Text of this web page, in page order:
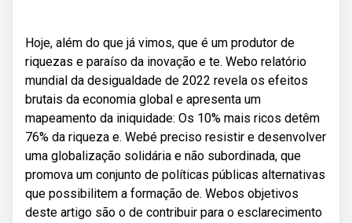
Hoje, além do que já vimos, que é um produtor de
riquezas e paraíso da inovação e te. Webo relatório
mundial da desigualdade de 2022 revela os efeitos
brutais da economia global e apresenta um
mapeamento da iniquidade: Os 10% mais ricos detêm
76% da riqueza e. Webé preciso resistir e desenvolver
uma globalização solidária e não subordinada, que
promova um conjunto de políticas públicas alternativas
que possibilitem a formação de. Webos objetivos
deste artigo são o de contribuir para o esclarecimento